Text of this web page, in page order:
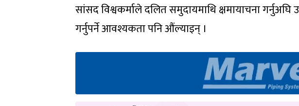
सांसद विश्वकर्माले दलित समुदायमाथि क्षमायाचना गर्नुअघि
गर्नुपर्ने आवश्यकता पनि औंल्याइन् ।